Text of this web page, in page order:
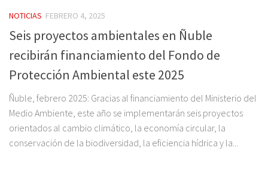
NOTICIAS FEBRERO 4, 2025
Seis proyectos ambientales en Ñuble
recibirán financiamiento del Fondo de
Protección Ambiental este 2025
Ñuble, febrero 2025: Gracias al financiamiento del Ministerio del
Medio Ambiente, este año se implementarán seis proyectos
orientados al cambio climático, la economía circular, la
conservación de la biodiversidad, la eficiencia hídrica y la...